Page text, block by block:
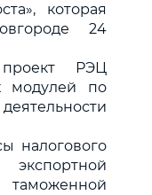
которая
24
проект РЭЦ
модулей по
налогового